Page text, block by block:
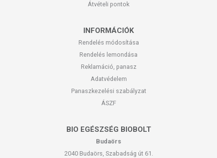
Átvételi pontok
INFORMÁCIÓK
Rendelés módosítása
Rendelés lemondása
Reklamáció, panasz
Adatvédelem
Panaszkezelési szabályzat
ÁSZF
BIO EGÉSZSÉG BIOBOLT
Budaörs
2040 Budaörs, Szabadság út 61.